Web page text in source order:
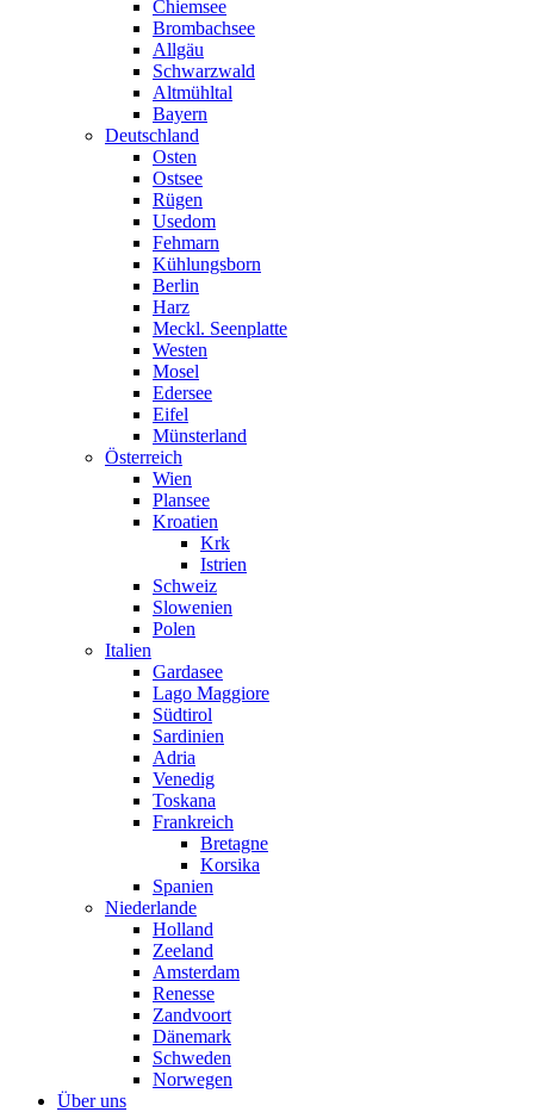
Chiemsee
Brombachsee
Allgäu
Schwarzwald
Altmühltal
Bayern
Deutschland
Osten
Ostsee
Rügen
Usedom
Fehmarn
Kühlungsborn
Berlin
Harz
Meckl. Seenplatte
Westen
Mosel
Edersee
Eifel
Münsterland
Österreich
Wien
Plansee
Kroatien
Krk
Istrien
Schweiz
Slowenien
Polen
Italien
Gardasee
Lago Maggiore
Südtirol
Sardinien
Adria
Venedig
Toskana
Frankreich
Bretagne
Korsika
Spanien
Niederlande
Holland
Zeeland
Amsterdam
Renesse
Zandvoort
Dänemark
Schweden
Norwegen
Über uns